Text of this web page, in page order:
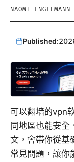
NAOMI ENGELMANN
Published:
可以翻墙的vpn
同地區也能安
文，會帶你從基
常見問題，讓你